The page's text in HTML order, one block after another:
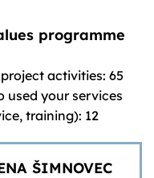
programme
activities: 65
used your services
training): 12
ŠIMNOVEC